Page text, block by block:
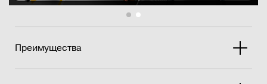
Преимущества